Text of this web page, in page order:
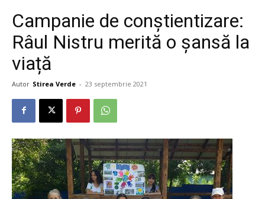
Campanie de conștientizare:
Râul Nistru merită o șansă la
viață
Autor Stirea Verde - 23 septembrie 2021